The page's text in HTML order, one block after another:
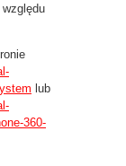
lub
360-